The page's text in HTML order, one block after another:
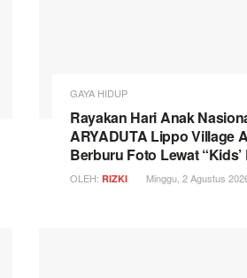
GAYA HIDUP
Rayakan Hari Anak
ARYADUTA Lippo Village
Berburu Foto Lewat “Kids’
OLEH: RIZKI Minggu, 2 Agustus